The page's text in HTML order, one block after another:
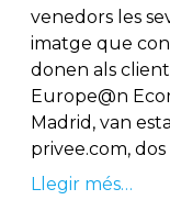
venedors les
imatge que
donen als
Europe@n
Madrid, van
privee.com,
Llegir més…